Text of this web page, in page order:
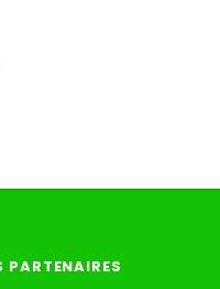
PARTENAIRES